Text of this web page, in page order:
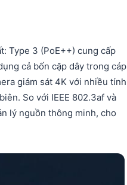
Type 3 (PoE++) cung cấp
cả bốn cặp dây trong cáp
giám sát 4K với nhiều tính
So với IEEE 802.3af và
lý nguồn thông minh, cho